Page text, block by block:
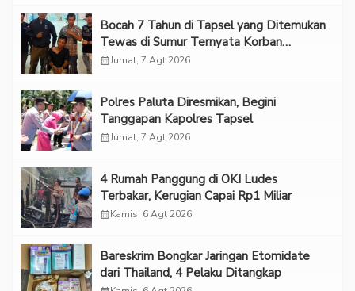
Bocah 7 Tahun di Tapsel yang Ditemukan
Tewas di Sumur Ternyata Korban
Kekerasan Seksual
calendar_monthJumat, 7 Agt 2026
Polres Paluta Diresmikan, Begini
Tanggapan Kapolres Tapsel
calendar_monthJumat, 7 Agt 2026
‎4 Rumah Panggung di OKI Ludes
Terbakar, Kerugian Capai Rp1 Miliar
calendar_monthKamis, 6 Agt 2026
Bareskrim Bongkar Jaringan Etomidate
dari Thailand, 4 Pelaku Ditangkap